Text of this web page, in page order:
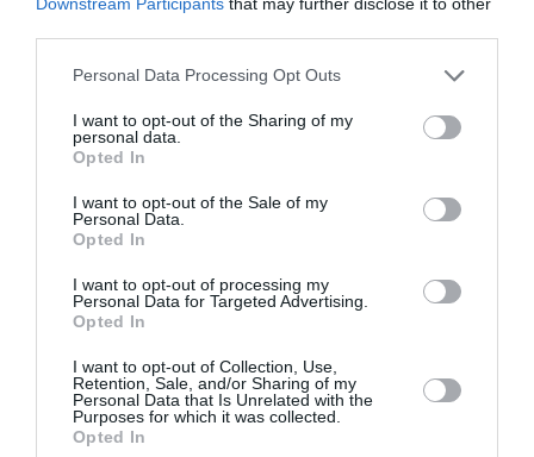
Personal Data Processing Opt Outs
I want to opt-out of the Sharing of my
personal data.
Opted In
I want to opt-out of the Sale of my
Personal Data.
Opted In
I want to opt-out of processing my
Personal Data for Targeted Advertising.
Opted In
I want to opt-out of Collection, Use,
Retention, Sale, and/or Sharing of my
Personal Data that Is Unrelated with the
Purposes for which it was collected.
Opted In
Am vorbit direct cu Manes Bernardini şi se poate găsi
un compromis care să reglementeze imigraţia,
politica lor ȋn acest sens este justă. Un imigrant care
nu lucrează nu are dreptul să stea ȋn Italia, chiar dacă
este român".
In "La Repubblica", la cronica din Bologna, Sorin Marcu
declară: "Sosind dintr-o ţară fostă comunistă, am
fost mereu de dreapta, şinu toţi cei din Lega sunt
rasişti". După părerea lui, bătăliile Ligii din aceşti